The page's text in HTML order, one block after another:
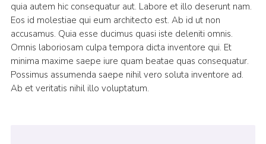
quia autem hic consequatur aut. Labore et illo deserunt nam.
Eos id molestiae qui eum architecto est. Ab id ut non
accusamus. Quia esse ducimus quasi iste deleniti omnis.
Omnis laboriosam culpa tempora dicta inventore qui. Et
minima maxime saepe iure quam beatae quas consequatur.
Possimus assumenda saepe nihil vero soluta inventore ad.
Ab et veritatis nihil illo voluptatum.